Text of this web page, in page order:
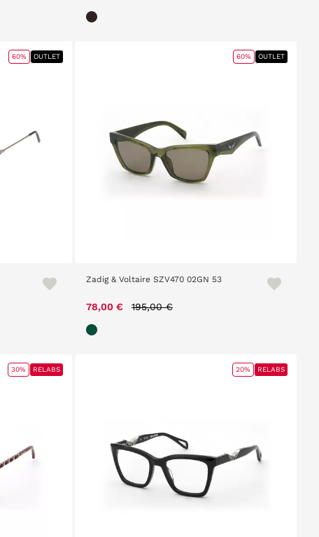
60% OUTLET
Zadig & Voltaire SZV470 02GN 53
78,00 € Price reduced from
195,00 €
60% OUTLET
30% RELABS 20% RELABS